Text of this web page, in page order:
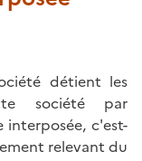
détient les
société par
interposée, c'est-
relevant du